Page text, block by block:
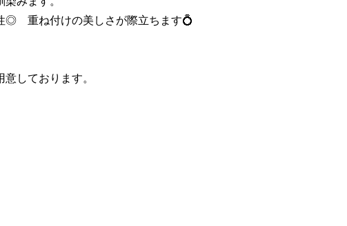
◎ 重ね付けの美しさが際立ちます💍
しております。